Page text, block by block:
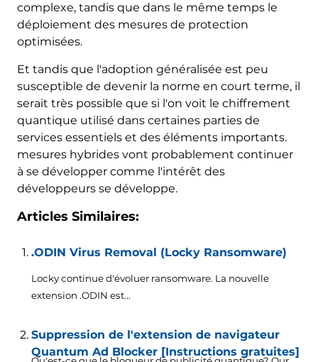
complexe, tandis que dans le même temps le
déploiement des mesures de protection
optimisées.
Et tandis que l'adoption généralisée est peu
susceptible de devenir la norme en court terme, il
serait très possible que si l'on voit le chiffrement
quantique utilisé dans certaines parties de
services essentiels et des éléments importants.
mesures hybrides vont probablement continuer
à se développer comme l'intérêt des
développeurs se développe.
Articles Similaires:
.ODIN Virus Removal (Locky Ransomware)
Locky continue d'évoluer ransomware. La nouvelle
extension .ODIN est...
Suppression de l'extension de navigateur
Quantum Ad Blocker [Instructions gratuites]